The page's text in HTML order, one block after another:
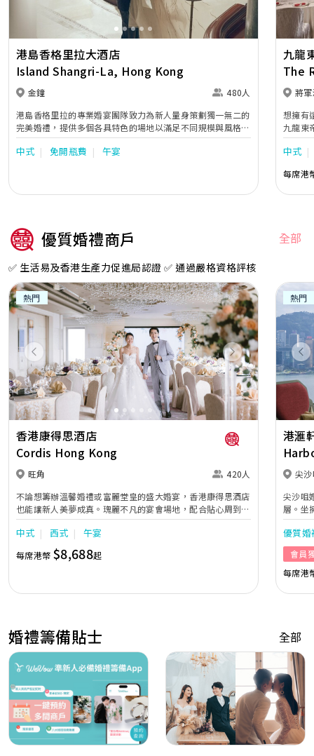
港島香格里拉大酒店
Island Shangri-La, Hong Kong
金鐘
480人
港島香格里拉的專業婚宴團隊致力為新人量身策劃獨一無二的
完美婚禮，提供多個各具特色的場地以滿足不同規模與風格的
需求。氣派奢華的「香島殿」配備水晶吊燈與精緻裝潢，是舉
辦盛大婚宴的理想選擇；環境優雅私密的「天窗廳」與「圖書
悅」、氣氛輕鬆奢華的「龍蝦吧餐廳」，以及充滿法式浪漫情
中式 免開瓶費 午宴
九龍
The
將
想擁有
九龍東
有獨特
全方位
都市中
藍天白
舒適的
中式
每席港
優質婚禮商戶 全部
✅ 生活易及香港生產力促進局認證 ✅ 通過嚴格資格評核
Previous Next
香港康得思酒店
Cordis Hong Kong
旺角
420人
不論想籌辦溫馨婚禮或富麗堂皇的盛大婚宴，香港康得思酒店
也能讓新人美夢成真。瑰麗不凡的宴會場地，配合貼心周到的
婚宴助理服務，再加上奢華水晶婚禮紀念禮盒及喜宴配飾，為
新人及賓客締造畢生難忘的回憶。
中式 西式 午宴
每席港幣 $8,688起
熱門
港滙
尖
尖沙咀
層。坐
位於地
達港九
風格，
華，金
氣派。
優質
會員
每席港
熱門
婚禮籌備貼士 全部